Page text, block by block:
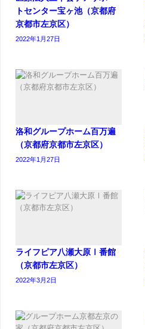
トセンター宝ヶ池（京都府
京都市左京区）
2022年1月27日
洛和グループホーム百万遍
（京都府京都市左京区）
2022年1月27日
ライフピア八瀬大原Ⅰ番館
（京都市左京区）
2022年3月2日